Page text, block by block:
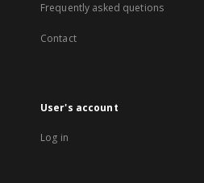
Frequently asked quetions
Contact
User's account
Log in